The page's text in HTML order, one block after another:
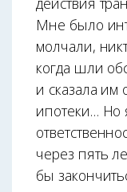
Мне было
молчали,
когда шли
и сказала им
ипотеки… Но
через пять
бы